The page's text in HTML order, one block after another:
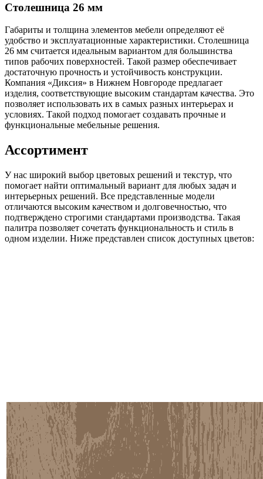
Столешница 26 мм
Габариты и толщина элементов мебели определяют её
удобство и эксплуатационные характеристики. Столешница
26 мм считается идеальным вариантом для большинства
типов рабочих поверхностей. Такой размер обеспечивает
достаточную прочность и устойчивость конструкции.
Компания «Диксия» в Нижнем Новгороде предлагает
изделия, соответствующие высоким стандартам качества. Это
позволяет использовать их в самых разных интерьерах и
условиях. Такой подход помогает создавать прочные и
функциональные мебельные решения.
Ассортимент
У нас широкий выбор цветовых решений и текстур, что
помогает найти оптимальный вариант для любых задач и
интерьерных решений. Все представленные модели
отличаются высоким качеством и долговечностью, что
подтверждено строгими стандартами производства. Такая
палитра позволяет сочетать функциональность и стиль в
одном изделии. Ниже представлен список доступных цветов: